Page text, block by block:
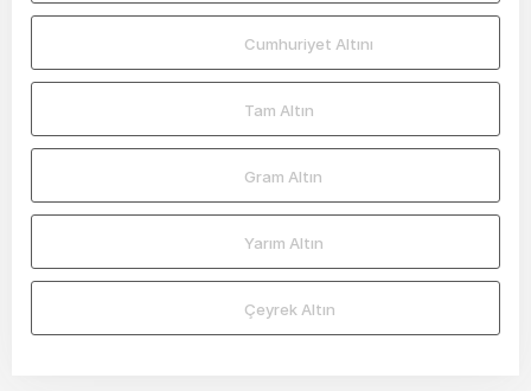
Cumhuriyet Altını
Tam Altın
Gram Altın
Yarım Altın
Çeyrek Altın